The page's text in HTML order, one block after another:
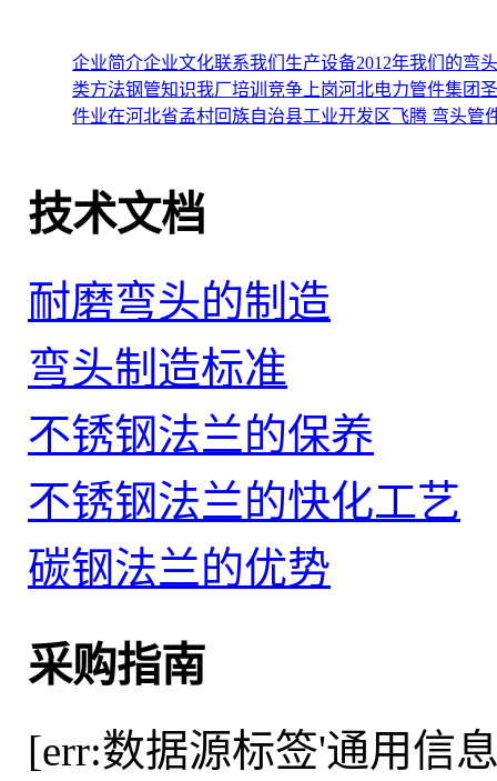
企业简介企业文化联系我们 生产设备2012年我们的弯
类方法钢管知识我厂培训竞争上岗河北电力管件集团
件业在河北省孟村回族自治县工业开发区飞腾 弯头管
技术文档
耐磨弯头的制造
弯头制造标准
不锈钢法兰的保养
不锈钢法兰的快化工艺
碳钢法兰的优势
采购指南
[err:数据源标签'通用信